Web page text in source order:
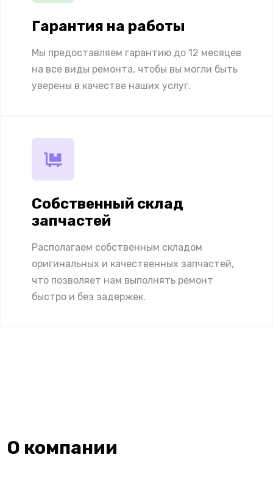
Гарантия на работы
Мы предоставляем гарантию до 12 месяцев
на все виды ремонта, чтобы вы могли быть
уверены в качестве наших услуг.
Собственный склад
запчастей
Располагаем собственным складом
оригинальных и качественных запчастей,
что позволяет нам выполнять ремонт
быстро и без задержек.
О компании